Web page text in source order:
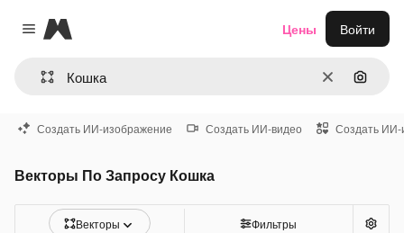
Close menu
Magnific
ОчиститьПоиск
Цены Войти
Создать ИИ-изображение Создать ИИ-видео Создать ИИ-
Векторы По Запросу Кошка
Векторы Фильтры